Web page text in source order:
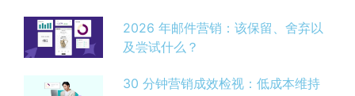
2026 年邮件营销：该保留、舍弃以
及尝试什么？
30 分钟营销成效检视：低成本维持